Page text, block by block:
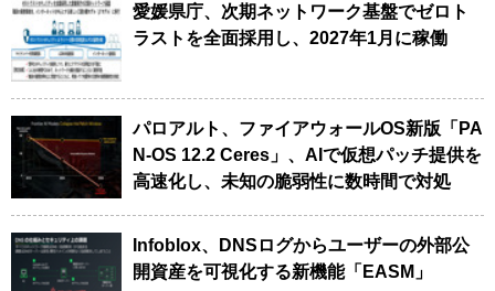
愛媛県庁、次期ネットワーク基盤でゼロト
ラストを全面採用し、2027年1月に稼働
パロアルト、ファイアウォールOS新版「PA
N-OS 12.2 Ceres」、AIで仮想パッチ提供を
高速化し、未知の脆弱性に数時間で対処
Infoblox、DNSログからユーザーの外部公
開資産を可視化する新機能「EASM」